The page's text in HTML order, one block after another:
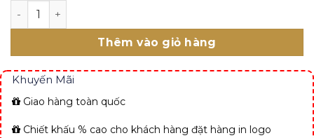
out of 5
Ca trà 0.30 L - Mẫu Đơn IFP - Chim Két số lượng
Thêm vào giỏ hàng
Khuyến Mãi
Giao hàng toàn quốc
Chiết khấu % cao cho khách hàng đặt hàng in logo